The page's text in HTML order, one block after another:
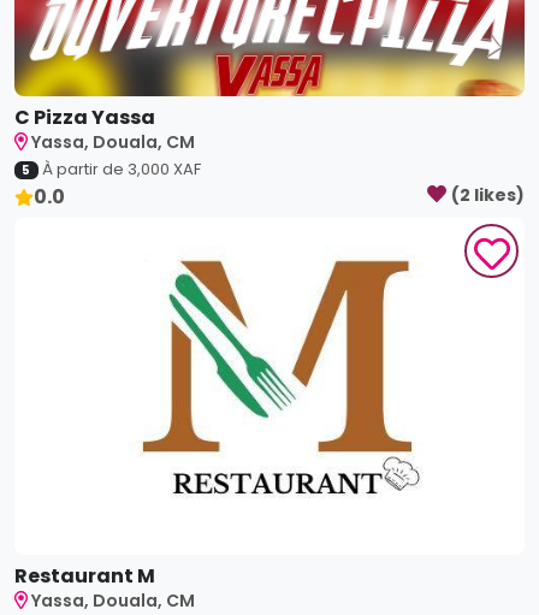
C Pizza Yassa
Yassa, Douala, CM
5 À partir de 3,000 XAF
0.0 (2 likes)
Restaurant M
Yassa, Douala, CM